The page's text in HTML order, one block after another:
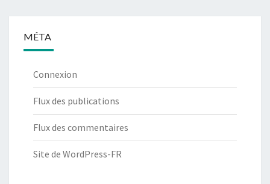
MÉTA
Connexion
Flux des publications
Flux des commentaires
Site de WordPress-FR